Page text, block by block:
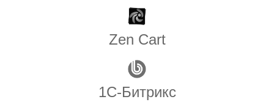
Zen​ ​Cart
1С-Битрикс